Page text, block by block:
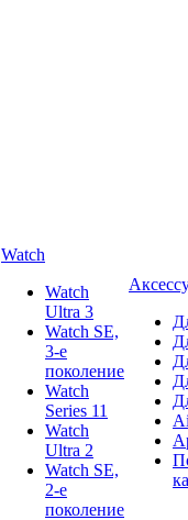
Watch
Watch
Ultra 3
Watch SE,
3-е
поколение
Watch
Series 11
Watch
Ultra 2
Watch SE,
2-е
поколение